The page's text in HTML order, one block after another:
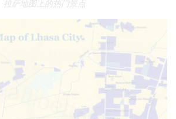
拉萨地图上的热门景点